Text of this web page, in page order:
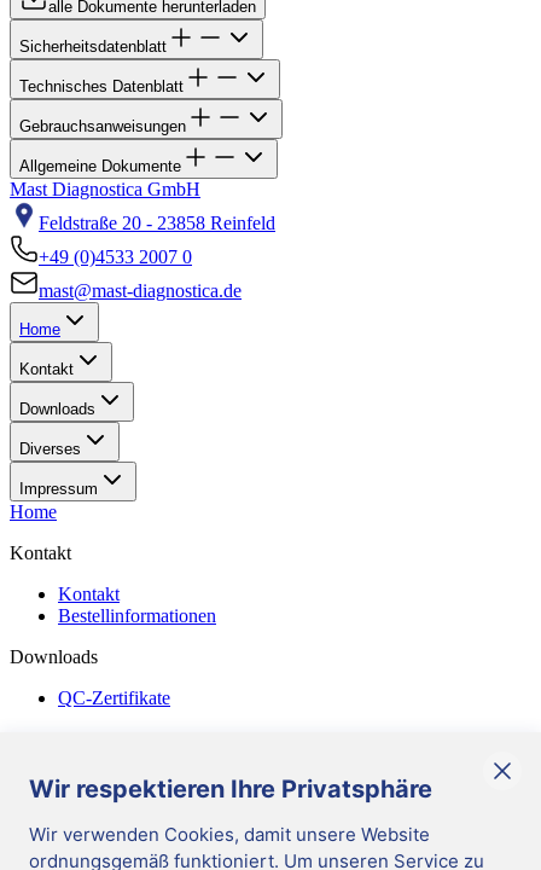
Wir respektieren Ihre Privatsphäre
Wir verwenden Cookies, damit unsere Website
ordnungsgemäß funktioniert. Um unseren Service zu
alle Dokumente herunterladen
Sicherheitsdatenblatt
Technisches Datenblatt
Gebrauchsanweisungen
Allgemeine Dokumente
Mast Diagnostica GmbH
Feldstraße 20 - 23858 Reinfeld
+49 (0)4533 2007 0
mast@mast-diagnostica.de
Home
Kontakt
Downloads
Diverses
Impressum
Home
Kontakt
Kontakt
Bestellinformationen
Downloads
QC-Zertifikate
Allgemeine Geschäftsbedingungen
Corporate Responsibility